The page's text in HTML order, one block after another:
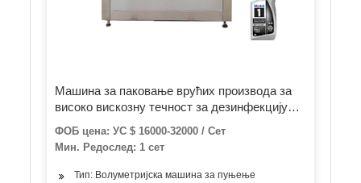
Машина за паковање врућих производа за
високо вискозну течност за дезинфекцију
руку / течно ручно прање / детерџент / гел
клипну машину за пуњење
ФОБ цена: УС $ 16000-32000 / Сет
Мин. Редослед: 1 сет
Тип: Волуметријска машина за пуњење